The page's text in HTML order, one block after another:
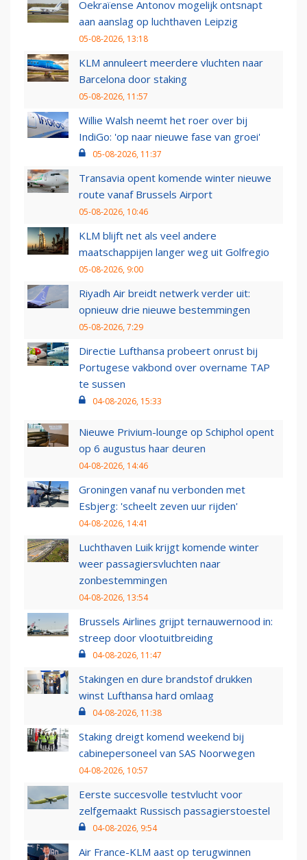
Oekraïense Antonov mogelijk ontsnapt
aan aanslag op luchthaven Leipzig
05-08-2026, 13:18
KLM annuleert meerdere vluchten naar
Barcelona door staking
05-08-2026, 11:57
Willie Walsh neemt het roer over bij
IndiGo: 'op naar nieuwe fase van groei'
05-08-2026, 11:37
Transavia opent komende winter nieuwe
route vanaf Brussels Airport
05-08-2026, 10:46
KLM blijft net als veel andere
maatschappijen langer weg uit Golfregio
05-08-2026, 9:00
Riyadh Air breidt netwerk verder uit:
opnieuw drie nieuwe bestemmingen
05-08-2026, 7:29
Directie Lufthansa probeert onrust bij
Portugese vakbond over overname TAP
te sussen
04-08-2026, 15:33
Nieuwe Privium-lounge op Schiphol opent
op 6 augustus haar deuren
04-08-2026, 14:46
Groningen vanaf nu verbonden met
Esbjerg: 'scheelt zeven uur rijden'
04-08-2026, 14:41
Luchthaven Luik krijgt komende winter
weer passagiersvluchten naar
zonbestemmingen
04-08-2026, 13:54
Brussels Airlines grijpt ternauwernood in:
streep door vlootuitbreiding
04-08-2026, 11:47
Stakingen en dure brandstof drukken
winst Lufthansa hard omlaag
04-08-2026, 11:38
Staking dreigt komend weekend bij
cabinepersoneel van SAS Noorwegen
04-08-2026, 10:57
Eerste succesvolle testvlucht voor
zelfgemaakt Russisch passagierstoestel
04-08-2026, 9:54
Air France-KLM aast op terugwinnen